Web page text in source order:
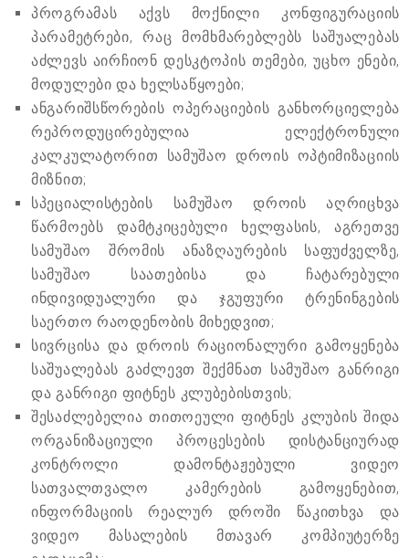
პროგრამას აქვს მოქნილი კონფიგურაციის
პარამეტრები, რაც მომხმარებლებს საშუალებას
აძლევს აირჩიონ დესკტოპის თემები, უცხო ენები,
მოდულები და ხელსაწყოები;
ანგარიშსწორების ოპერაციების განხორციელება
რეპროდუცირებულია ელექტრონული
კალკულატორით სამუშაო დროის ოპტიმიზაციის
მიზნით;
სპეციალისტების სამუშაო დროის აღრიცხვა
წარმოებს დამტკიცებული ხელფასის, აგრეთვე
სამუშაო შრომის ანაზღაურების საფუძველზე,
სამუშაო საათებისა და ჩატარებული
ინდივიდუალური და ჯგუფური ტრენინგების
საერთო რაოდენობის მიხედვით;
სივრცისა და დროის რაციონალური გამოყენება
საშუალებას გაძლევთ შექმნათ სამუშაო განრიგი
და განრიგი ფიტნეს კლუბებისთვის;
შესაძლებელია თითოეული ფიტნეს კლუბის შიდა
ორგანიზაციული პროცესების დისტანციურად
კონტროლი დამონტაჟებული ვიდეო
სათვალთვალო კამერების გამოყენებით,
ინფორმაციის რეალურ დროში წაკითხვა და
ვიდეო მასალების მთავარ კომპიუტერზე